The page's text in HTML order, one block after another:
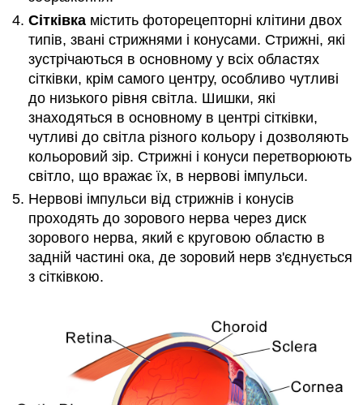
Сітківка містить фоторецепторні клітини двох
типів, звані стрижнями і конусами. Стрижні, які
зустрічаються в основному у всіх областях
сітківки, крім самого центру, особливо чутливі
до низького рівня світла. Шишки, які
знаходяться в основному в центрі сітківки,
чутливі до світла різного кольору і дозволяють
кольоровий зір. Стрижні і конуси перетворюють
світло, що вражає їх, в нервові імпульси.
Нервові імпульси від стрижнів і конусів
проходять до зорового нерва через диск
зорового нерва, який є круговою областю в
задній частині ока, де зоровий нерв з'єднується
з сітківкою.